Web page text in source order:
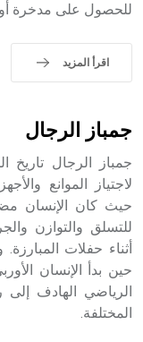
حيث تقتصر القيمة
للحصول على مدخرة أو
اقرأ المزيد
جمباز الرجال
جمباز الرجال تاريخ
لاجتياز الموانع
حيث كان الإنسان
للتسلق والتوازن
أثناء حفلات
حين بدأ الإنسان
الرياضي الهادف إلى
المختلفة.